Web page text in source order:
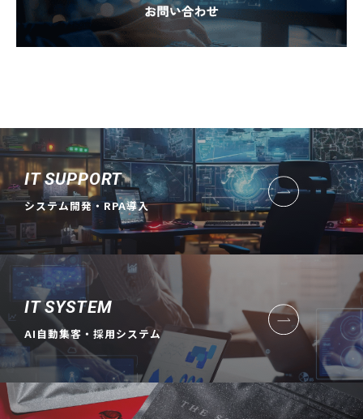
IT SUPPORT
システム開発・RPA導入
IT SYSTEM
AI自動集客・採用システム